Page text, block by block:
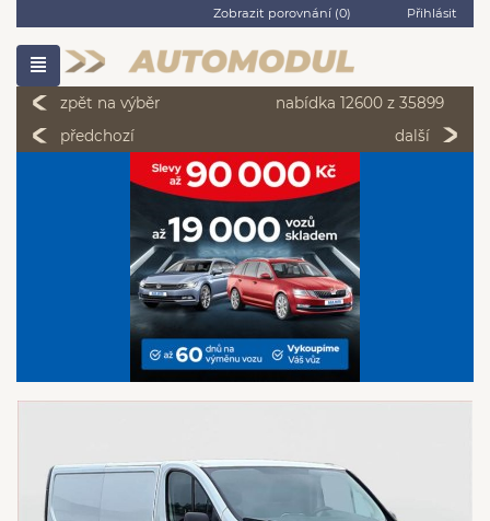
Zobrazit porovnání (0) Přihlásit
zpět na výběr
nabídka 12600 z 35899
předchozí
další